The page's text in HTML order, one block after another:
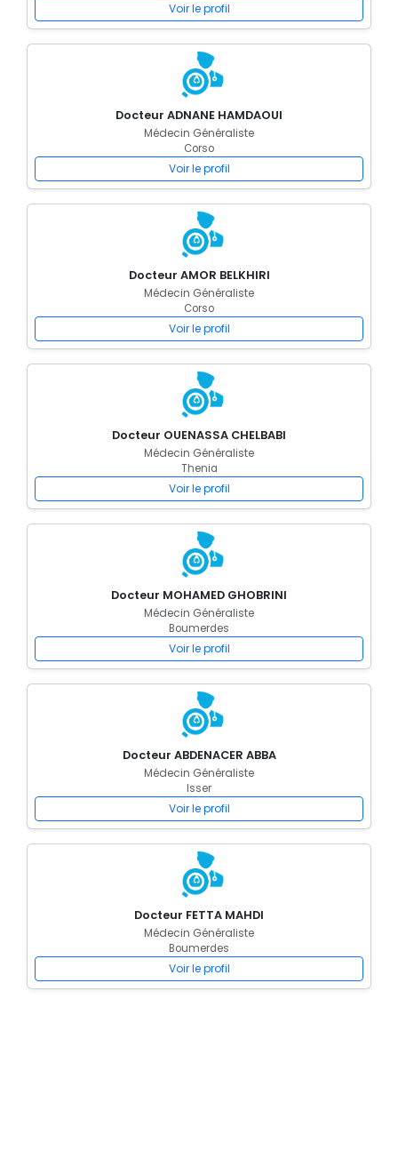
Voir le profil
Docteur ADNANE HAMDAOUI
Médecin Généraliste
Corso
Voir le profil
Docteur AMOR BELKHIRI
Médecin Généraliste
Corso
Voir le profil
Docteur OUENASSA CHELBABI
Médecin Généraliste
Thenia
Voir le profil
Docteur MOHAMED GHOBRINI
Médecin Généraliste
Boumerdes
Voir le profil
Docteur ABDENACER ABBA
Médecin Généraliste
Isser
Voir le profil
Docteur FETTA MAHDI
Médecin Généraliste
Boumerdes
Voir le profil